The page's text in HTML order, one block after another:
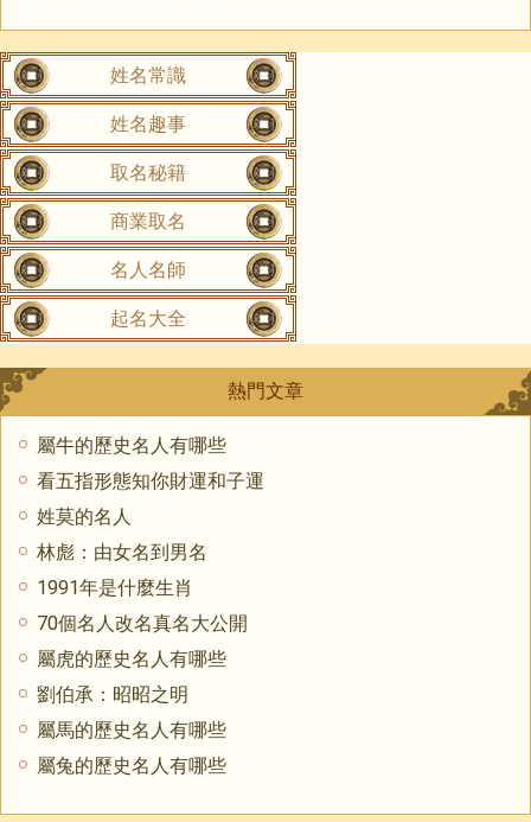
姓名常識
姓名趣事
取名秘籍
商業取名
名人名師
起名大全
熱門文章
屬牛的歷史名人有哪些
看五指形態知你財運和子運
姓莫的名人
林彪：由女名到男名
1991年是什麼生肖
70個名人改名真名大公開
屬虎的歷史名人有哪些
劉伯承：昭昭之明
屬馬的歷史名人有哪些
屬兔的歷史名人有哪些